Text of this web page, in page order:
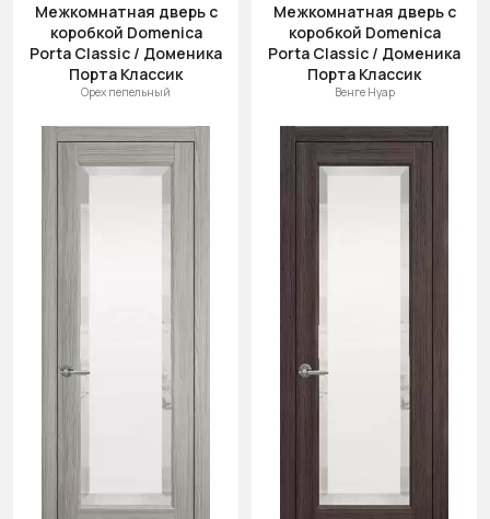
Межкомнатная дверь с
коробкой Domenica
Porta Classic / Доменика
Порта Классик
Орех пепельный
Межкомнатная дверь с
коробкой Domenica
Porta Classic / Доменика
Порта Классик
Венге Нуар